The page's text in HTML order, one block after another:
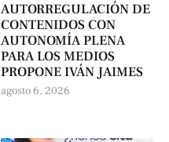
AUTORREGULACIÓN DE
CONTENIDOS CON
AUTONOMÍA PLENA
PARA LOS MEDIOS
PROPONE IVÁN JAIMES
agosto 6, 2026